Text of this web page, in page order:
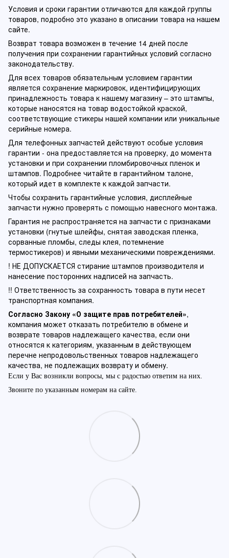
Условия и сроки гарантии отличаются для каждой группы
товаров, подробно это указано в описании товара на нашем
сайте.
Возврат товара возможен в течение 14 дней после
получения при сохранении гарантийных условий согласно
законодательству.
Для всех товаров обязательным условием гарантии
является сохранение маркировок, идентифицирующих
принадлежность товара к нашему магазину – это штампы,
которые наносятся на товар водостойкой краской,
соответствующие стикеры нашей компании или уникальные
серийные номера.
Для телефонных запчастей действуют особые условия
гарантии - она предоставляется на проверку, до момента
установки и при сохранении пломбировочных пленок и
штампов. Подробнее читайте в гарантийном талоне,
который идет в комплекте к каждой запчасти.
Чтобы сохранить гарантийные условия, дисплейные
запчасти нужно проверять с помощью навесного монтажа.
Гарантия не распространяется на запчасти с признаками
установки (гнутые шлейфы, снятая заводская пленка,
сорванные пломбы, следы клея, потемнение
термостикеров) и явными механическими повреждениями.
! НЕ ДОПУСКАЕТСЯ стирание штампов производителя и
нанесение посторонних надписей на запчасть.
!! Ответственность за сохранность товара в пути несет
транспортная компания.
Согласно Закону «О защите прав потребителей»,
компания может отказать потребителю в обмене и
возврате товаров надлежащего качества, если они
относятся к категориям, указанным в действующем
перечне непродовольственных товаров надлежащего
качества, не подлежащих возврату и обмену.
Если у Вас возникли вопросы, мы с радостью ответим на них.
Звоните по указанным номерам на сайте.